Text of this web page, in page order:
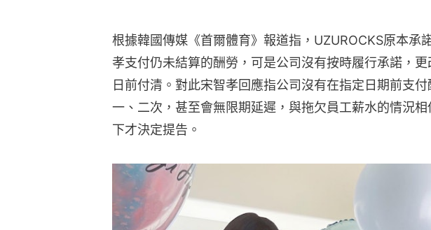
根據韓國傳媒《首爾體育》報道指，UZUROCKS原本承
孝支付仍未結算的酬勞，可是公司沒有按時履行承諾，
日前付清。對此宋智孝回應指公司沒有在指定日期前支
一、二次，甚至會無限期延遲，與拖欠員工薪水的情況
下才決定提告。